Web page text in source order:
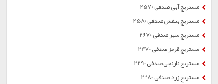
مستربچ آبی صدفی 2570
مستربچ بنفش صدفی 2580
مستربچ سبز صدفی 2670
مستربچ قرمز صدفی 2470
مستربچ نارنجی صدفی 2290
مستربچ زرد صدفی 2280